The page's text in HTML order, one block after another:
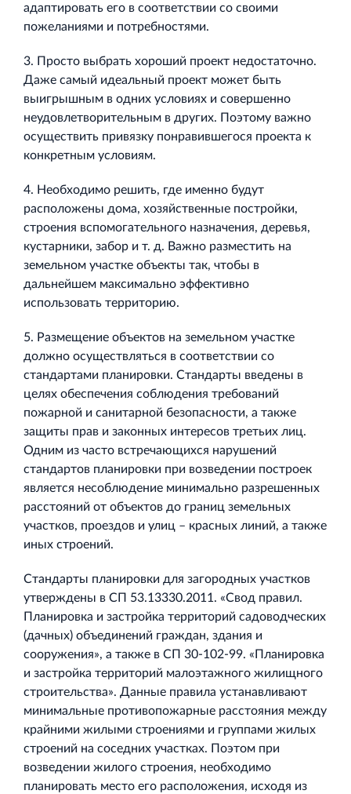
адаптировать его в соответствии со своими
пожеланиями и потребностями.
3. Просто выбрать хороший проект недостаточно.
Даже самый идеальный проект может быть
выигрышным в одних условиях и совершенно
неудовлетворительным в других. Поэтому важно
осуществить привязку понравившегося проекта к
конкретным условиям.
4. Необходимо решить, где именно будут
расположены дома, хозяйственные постройки,
строения вспомогательного назначения, деревья,
кустарники, забор и т. д. Важно разместить на
земельном участке объекты так, чтобы в
дальнейшем максимально эффективно
использовать территорию.
5. Размещение объектов на земельном участке
должно осуществляться в соответствии со
стандартами планировки. Cтандарты введены в
целях обеспечения соблюдения требований
пожарной и санитарной безопасности, а также
защиты прав и законных интересов третьих лиц.
Одним из часто встречающихся нарушений
стандартов планировки при возведении построек
является несоблюдение минимально разрешенных
расстояний от объектов до границ земельных
участков, проездов и улиц – красных линий, а также
иных строений.
Стандарты планировки для загородных участков
утверждены в СП 53.13330.2011. «Свод правил.
Планировка и застройка территорий садоводческих
(дачных) объединений граждан, здания и
сооружения», а также в СП 30-102-99. «Планировка
и застройка территорий малоэтажного жилищного
строительства». Данные правила устанавливают
минимальные противопожарные расстояния между
крайними жилыми строениями и группами жилых
строений на соседних участках. Поэтом при
возведении жилого строения, необходимо
планировать место его расположения, исходя из